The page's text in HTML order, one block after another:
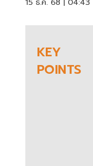
15 ธ.ค. 68 | 04:43
KEY
POINTS